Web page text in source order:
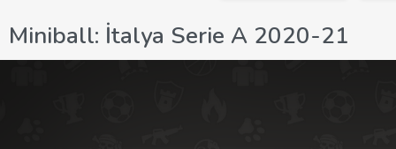
Miniball: İtalya Serie A 2020-21